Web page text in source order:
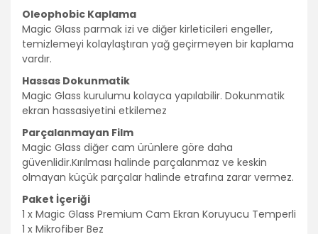
Oleophobic Kaplama
Magic Glass parmak izi ve diğer kirleticileri engeller,
temizlemeyi kolaylaştıran yağ geçirmeyen bir kaplama
vardır.
Hassas Dokunmatik
Magic Glass kurulumu kolayca yapılabilir. Dokunmatik
ekran hassasiyetini etkilemez
Parçalanmayan Film
Magic Glass diğer cam ürünlere göre daha
güvenlidir.Kırılması halinde parçalanmaz ve keskin
olmayan küçük parçalar halinde etrafına zarar vermez.
Paket İçeriği
1 x Magic Glass Premium Cam Ekran Koruyucu Temperli
1 x Mikrofiber Bez